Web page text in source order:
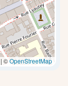
| ©OpenStreetMap